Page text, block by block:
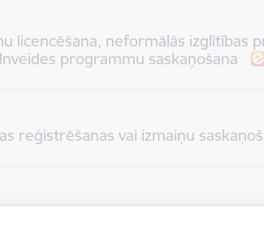
licencēšana, neformālās izglītības
programmu saskaņošana
reģistrēšanas vai izmaiņu
izsniegšana un anulēšana
teritorijā